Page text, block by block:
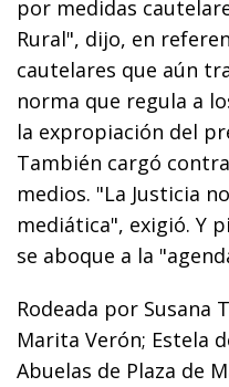
por medidas
Rural", dijo, en
cautelares que aún
norma que regula a
la expropiación del
También cargó
medios. "La Justicia
mediática", exigió. Y
se aboque a la
Rodeada por Susana
Marita Verón; Estela
Abuelas de Plaza de